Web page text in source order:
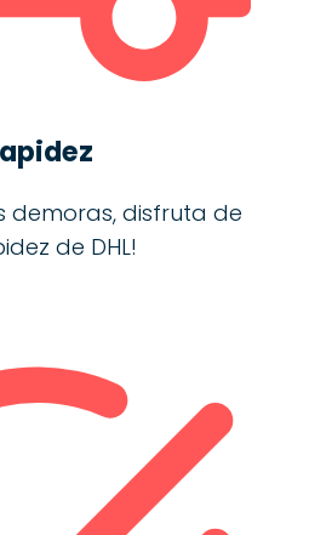
demoras, disfruta de
de DHL!